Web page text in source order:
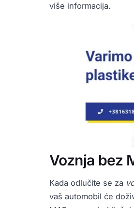
više informacija.
Voznja bez
Kada odlučite se za
vaš automobil će